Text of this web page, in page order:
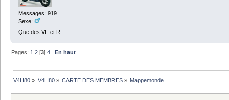
Messages: 919
Sexe:
Que des VF et R
Pages: 1 2 [3]4 En haut
V4H80 » V4H80» CARTE DES MEMBRES» Mappemonde